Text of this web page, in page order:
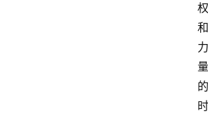
权
和
力
量
的
时